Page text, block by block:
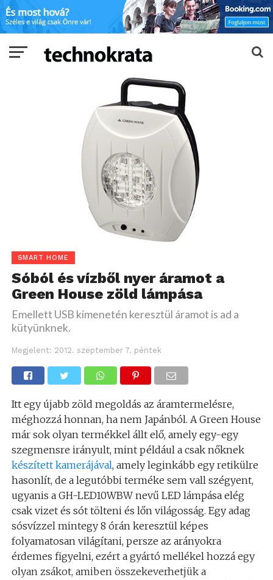
SMART HOME
Sóból és vízből nyer áramot a
Green House zöld lámpása
Emellett USB kimenetén keresztül áramot is ad a
kütyünknek.
Megjelent: 2012. szeptember 7. péntek
Itt egy újabb zöld megoldás az áramtermelésre,
méghozzá honnan, ha nem Japánból. A Green House
már sok olyan termékkel állt elő, amely egy-egy
szegmensre irányult, mint például a csak nőknek
készített kamerájával, amely leginkább egy retikülre
hasonlít, de a legutóbbi terméke sem vall szégyent,
ugyanis a GH-LED10WBW nevű LED lámpása elég
csak vizet és sót tölteni és lőn világosság. Egy adag
sósvízzel mintegy 8 órán keresztül képes
folyamatosan világítani, persze az arányokra
érdemes figyelni, ezért a gyártó mellékel hozzá egy
olyan zsákot, amiben összekeverhetjük a